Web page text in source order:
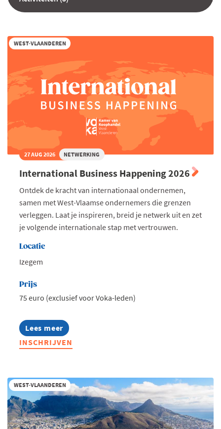
WEST-VLAANDEREN
27 AUG 2026 NETWERKING
International Business Happening 2026
Ontdek de kracht van internationaal ondernemen,
samen met West-Vlaamse ondernemers die grenzen
verleggen. Laat je inspireren, breid je netwerk uit en zet
je volgende internationale stap met vertrouwen.
Locatie
Izegem
Prijs
75 euro (exclusief voor Voka-leden)
Lees meer
about
International
Business
INSCHRIJVEN
WEST-VLAANDEREN